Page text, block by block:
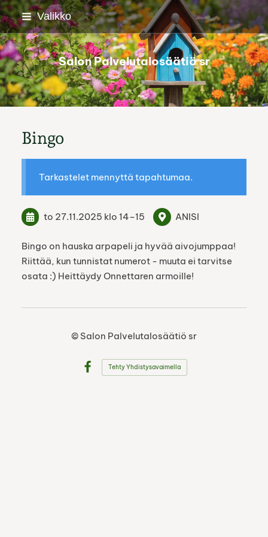
Siirry
sivun
sisältöön
Valikko
Salon Palvelutalosäätiö sr
Bingo
Tarkastelet mennyttä tapahtumaa.
to 27.11.2025 klo 14–15 ANISI
Bingo on hauska arpapeli ja hyvää aivojumppaa!
Riittää, kun tunnistat numerot - muuta ei tarvitse
osata :) Heittäydy Onnettaren armoille!
© Salon Palvelutalosäätiö sr
Tehty Yhdistysavaimella